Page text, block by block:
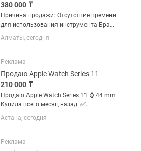
380 000 ₸
Причина продажи: Отсутствие времени
для использования инструмента Брал
в руки от силы 7 раз Цена: Гитара - 380
000 Чехол брал за 60 000 (отдам в
вместе с гитарой,...
Алматы, сегодня
Реклама
Продаю Apple Watch Series 11
210 000 ₸
Продаю Apple Watch Series 11 ⌚️ 44 mm
Купила всего месяц назад. ✅
Состояние отличное, пользовалась
очень аккуратно.
Астана, сегодня
Реклама